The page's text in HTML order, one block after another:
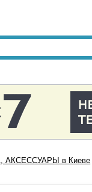
в Киеве